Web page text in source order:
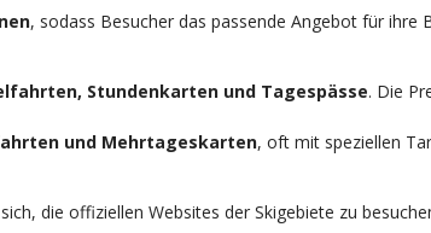
, sodass Besucher das passende Angebot für ihre
Stundenkarten und Tagespässe. Die
und Mehrtageskarten, oft mit speziellen
die offiziellen Websites der Skigebiete zu